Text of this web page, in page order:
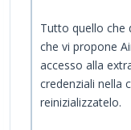
Tutto quello che
che vi propone
accesso alla
credenziali nella
reinizializzatelo.